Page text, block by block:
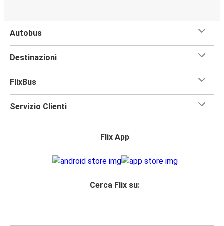
Autobus
Destinazioni
FlixBus
Servizio Clienti
Flix App
Cerca Flix su: